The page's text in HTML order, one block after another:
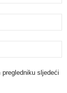
sljedeći